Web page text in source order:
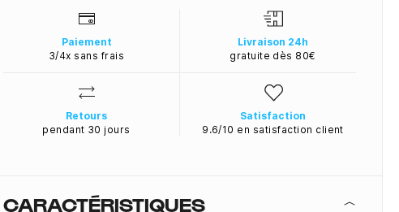
Paiement
3/4x sans frais
Livraison 24h
gratuite dès 80€
Retours
pendant 30 jours
Satisfaction
9.6/10 en satisfaction client
CARACTÉRISTIQUES